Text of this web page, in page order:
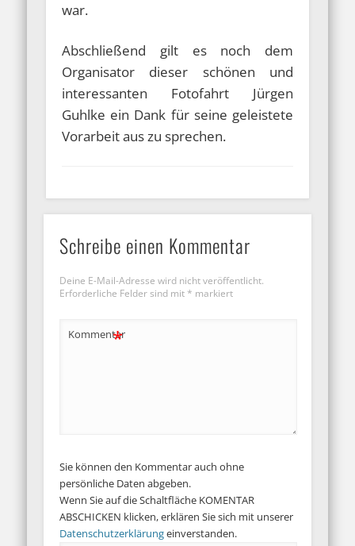
war.
Abschließend gilt es noch dem
Organisator dieser schönen und
interessanten Fotofahrt Jürgen
Guhlke ein Dank für seine geleistete
Vorarbeit aus zu sprechen.
Schreibe einen Kommentar
Deine E-Mail-Adresse wird nicht veröffentlicht.
Erforderliche Felder sind mit * markiert
Kommentar
*
Sie können den Kommentar auch ohne
persönliche Daten abgeben.
Wenn Sie auf die Schaltfläche KOMENTAR
ABSCHICKEN klicken, erklären Sie sich mit unserer
Datenschutzerklärungeinverstanden.